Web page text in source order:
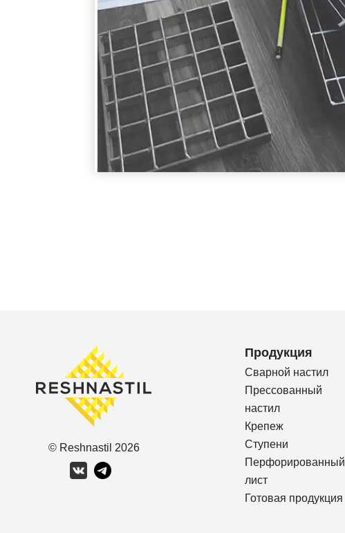
© Reshnastil 2026
Продукция
Сварной настил
Прессованный
настил
Крепеж
Ступени
Перфорированный
лист
Готовая продукция